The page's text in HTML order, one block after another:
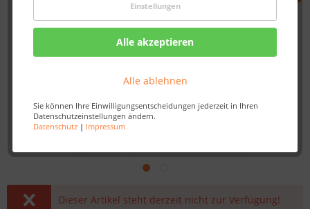
Einstellungen
Alle akzeptieren
Alle ablehnen
Sie können Ihre Einwilligungsentscheidungen jederzeit in Ihren
Datenschutzeinstellungen ändern.
Datenschutz| Impressum
Dieser Artikel steht derzeit nicht zur Verfügung!